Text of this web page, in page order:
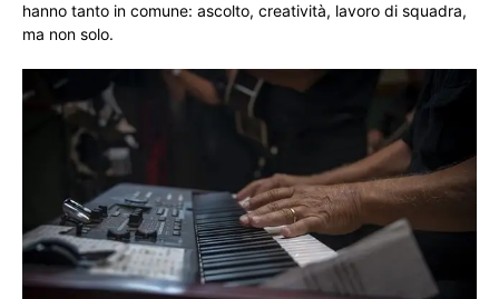
hanno tanto in comune: ascolto, creatività, lavoro di squadra,
ma non solo.